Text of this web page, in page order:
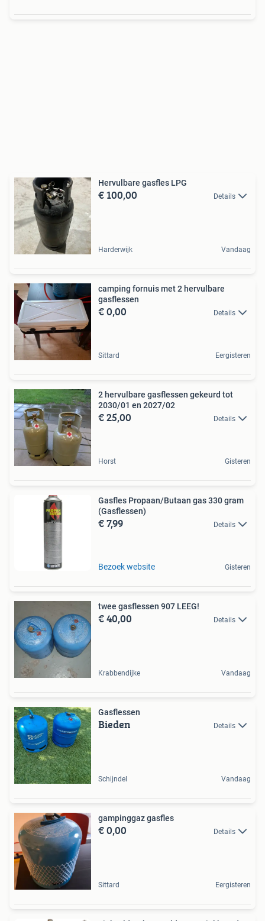
Hervulbare gasfles LPG
€ 100,00 Details
Harderwijk Vandaag
camping fornuis met 2 hervulbare
gasflessen
€ 0,00 Details
Sittard Eergisteren
2 hervulbare gasflessen gekeurd tot
2030/01 en 2027/02
€ 25,00 Details
Horst Gisteren
Gasfles Propaan/Butaan gas 330 gram
(Gasflessen)
€ 7,99 Details
Bezoek website Gisteren
twee gasflessen 907 LEEG!
€ 40,00 Details
Krabbendijke Vandaag
Gasflessen
Bieden Details
Schijndel Vandaag
gampinggaz gasfles
€ 0,00 Details
Sittard Eergisteren